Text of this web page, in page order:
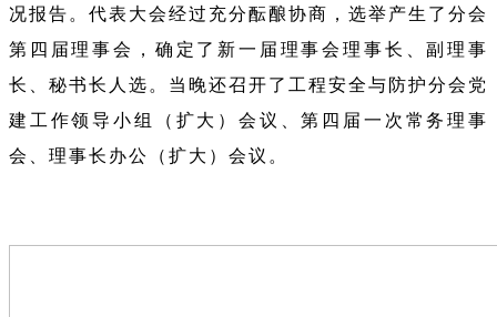
况报告。代表大会经过充分酝酿协商，选举产生了分会
第四届理事会，确定了新一届理事会理事长、副理事
长、秘书长人选。当晚还召开了工程安全与防护分会党
建工作领导小组（扩大）会议、第四届一次常务理事
会、理事长办公（扩大）会议。